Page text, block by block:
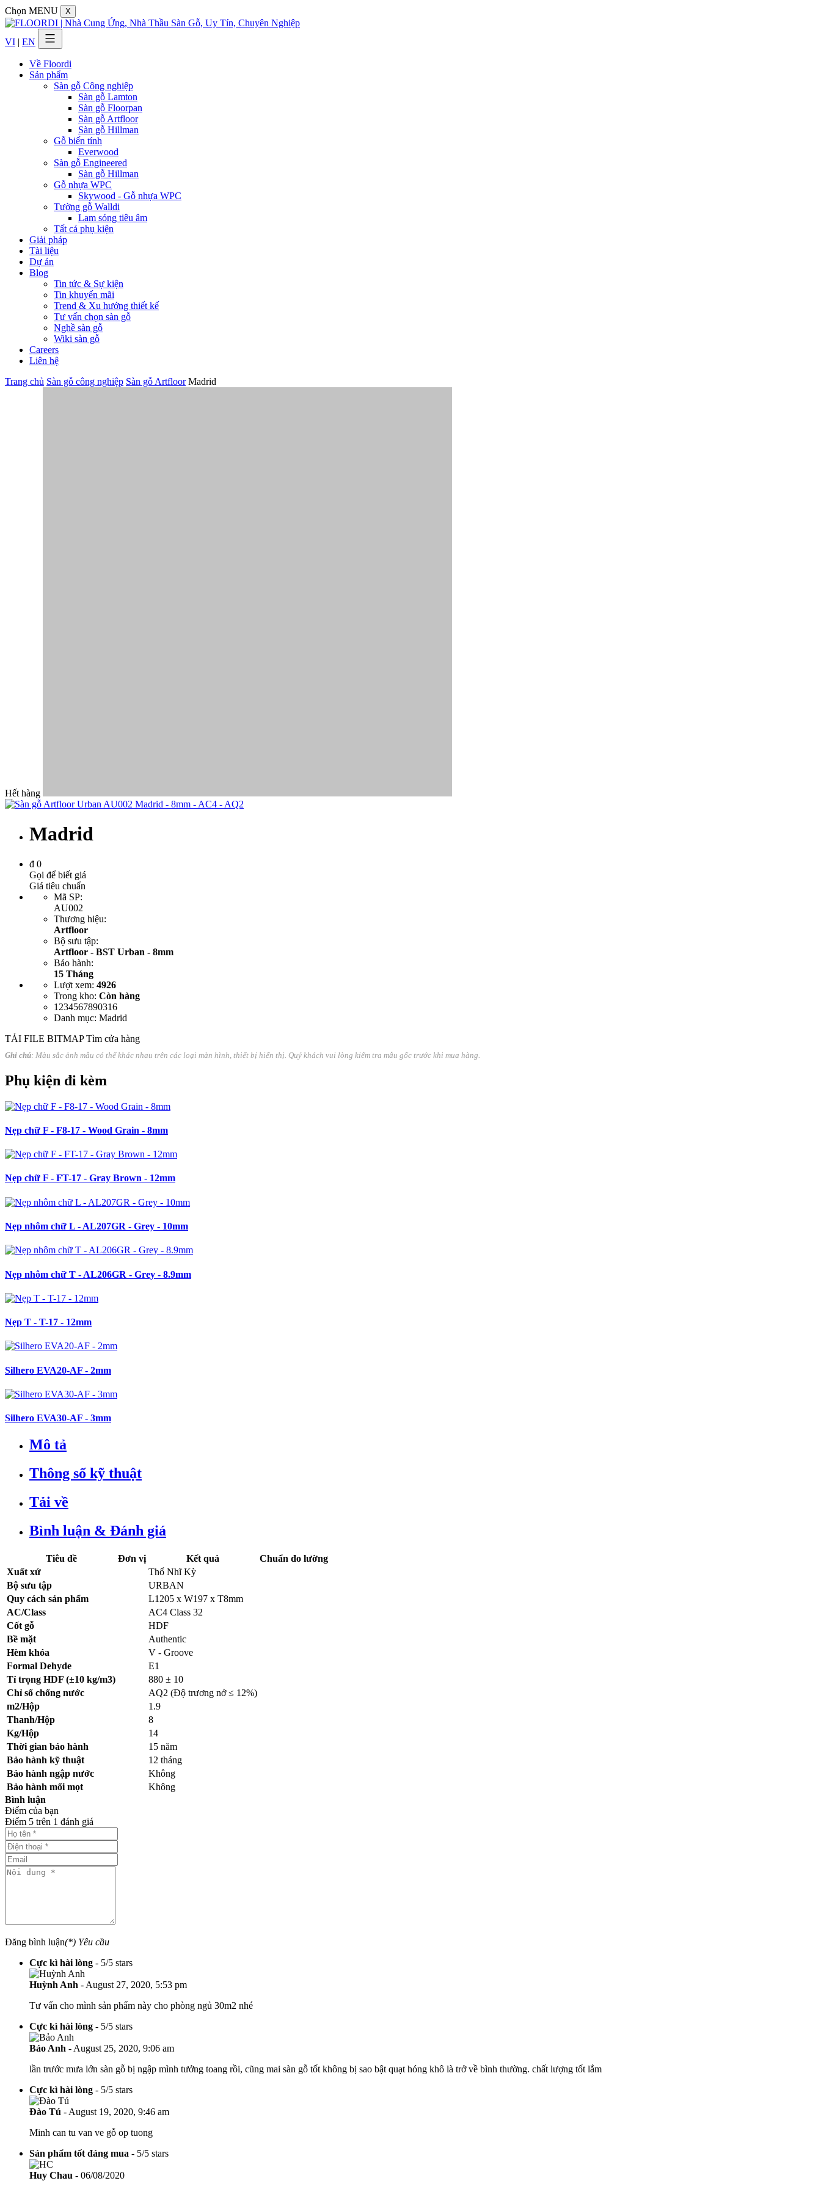
Chọn MENU X
VI | EN
Về Floordi
Sản phẩm
Sàn gỗ Công nghiệp
Sàn gỗ Lamton
Sàn gỗ Floorpan
Sàn gỗ Artfloor
Sàn gỗ Hillman
Gỗ biến tính
Everwood
Sàn gỗ Engineered
Sàn gỗ Hillman
Gỗ nhựa WPC
Skywood - Gỗ nhựa WPC
Tường gỗ Walldi
Lam sóng tiêu âm
Tất cả phụ kiện
Giải pháp
Tài liệu
Dự án
Blog
Tin tức & Sự kiện
Tin khuyến mãi
Trend & Xu hướng thiết kế
Tư vấn chọn sàn gỗ
Nghề sàn gỗ
Wiki sàn gỗ
Careers
Liên hệ
Trang chủ Sàn gỗ công nghiệp Sàn gỗ Artfloor Madrid
Hết hàng
Madrid
đ 0
Gọi để biết giá
Giá tiêu chuẩn
Mã SP:
AU002
Thương hiệu:
Artfloor
Bộ sưu tập:
Artfloor - BST Urban - 8mm
Bảo hành:
15 Tháng
Lượt xem: 4926
Trong kho: Còn hàng
1234567890316
Danh mục: Madrid
TẢI FILE BITMAPTìm cửa hàng
Ghi chú: Màu sắc ảnh mẫu có thể khác nhau trên các loại màn hình, thiết bị hiển thị. Quý khách vui lòng kiểm tra mẫu gốc trước khi mua hàng.
Phụ kiện đi kèm
Nẹp chữ F - F8-17 - Wood Grain - 8mm
Nẹp chữ F - FT-17 - Gray Brown - 12mm
Nẹp nhôm chữ L - AL207GR - Grey - 10mm
Nẹp nhôm chữ T - AL206GR - Grey - 8.9mm
Nẹp T - T-17 - 12mm
Silhero EVA20-AF - 2mm
Silhero EVA30-AF - 3mm
Mô tả
Thông số kỹ thuật
Tải về
Bình luận & Đánh giá
Tiêu đề Đơn vị Kết quả
Chuẩn đo lường
Xuất xứ
Thổ Nhĩ Kỳ
Bộ sưu tập
URBAN
Quy cách sản phẩm
L1205 x W197 x T8mm
AC/Class
AC4 Class 32
Cốt gỗ
HDF
Bề mặt
Authentic
Hèm khóa
V - Groove
Formal Dehyde
E1
Tỉ trọng HDF (±10 kg/m3)
880 ± 10
Chỉ số chống nước
AQ2 (Độ trương nở ≤ 12%)
m2/Hộp
1.9
Thanh/Hộp
8
Kg/Hộp
14
Thời gian bảo hành
15 năm
Bảo hành kỹ thuật
12 tháng
Bảo hành ngập nước
Không
Bảo hành mối mọt
Không
Bình luận
Điểm của bạn
Điểm 5 trên 1 đánh giá
Đăng bình luận(*) Yêu cầu
Cực kì hài lòng - 5/5 stars
Huỳnh Anh - August 27, 2020, 5:53 pm
Tư vấn cho mình sản phẩm này cho phòng ngủ 30m2 nhé
Cực kì hài lòng - 5/5 stars
Bảo Anh - August 25, 2020, 9:06 am
lần trước mưa lớn sàn gỗ bị ngập mình tưởng toang rồi, cũng mai sàn gỗ tốt không bị sao bật quạt hóng khô là trở về bình thường. chất lượng tốt lắm
Cực kì hài lòng - 5/5 stars
Đào Tú - August 19, 2020, 9:46 am
Minh can tu van ve gỗ op tuong
Sản phẩm tốt đáng mua - 5/5 stars
Huy Chau - 06/08/2020